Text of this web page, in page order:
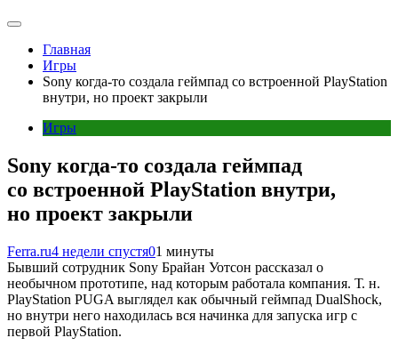
Главная
Игры
Sony когда-то создала геймпад со встроенной PlayStation
внутри, но проект закрыли
Игры
Sony когда-то создала геймпад
со встроенной PlayStation внутри,
но проект закрыли
Ferra.ru4 недели спустя01 минуты
Бывший сотрудник Sony Брайан Уотсон рассказал о
необычном прототипе, над которым работала компания. Т. н.
PlayStation PUGA выглядел как обычный геймпад DualShock,
но внутри него находилась вся начинка для запуска игр с
первой PlayStation.